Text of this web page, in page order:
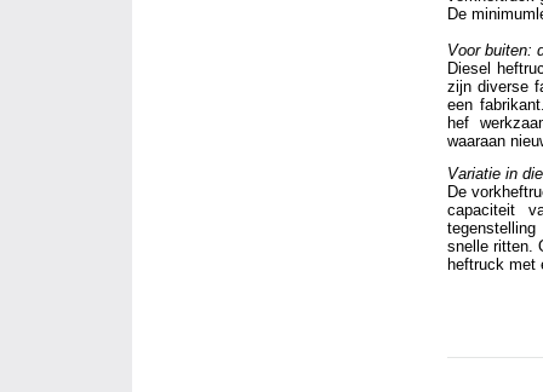
De
Voor buiten:
Diesel
zijn diverse
een
hef
waaraan
Variatie in
De
capaciteit
snelle ritten.
heftruck met